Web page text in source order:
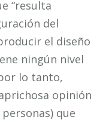
“resulta
del
el diseño
ningún nivel
lo tanto,
opinión
que